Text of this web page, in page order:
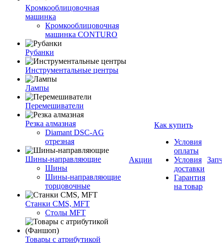
Кромкооблицовочная
машинка
Кромкооблицовочная
машинка CONTURO
Рубанки
Инструментальные центры
Лампы
Перемешиватели
Резка алмазная
Diamant DSC-AG
отрезная
Шины-направляющие
Шины
Шины-направляющие
торцовочные
Станки CMS, MFT
Столы MFT
Товары с атрибутикой
Акции
Как купить
Условия
оплаты
Условия
доставки
Гарантия
на товар